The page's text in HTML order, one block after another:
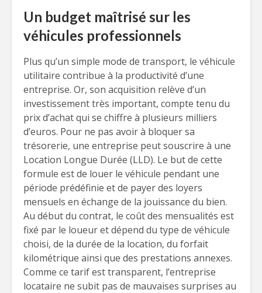
Un budget maîtrisé sur les
véhicules professionnels
Plus qu’un simple mode de transport, le véhicule
utilitaire contribue à la productivité d’une
entreprise. Or, son acquisition relève d’un
investissement très important, compte tenu du
prix d’achat qui se chiffre à plusieurs milliers
d’euros. Pour ne pas avoir à bloquer sa
trésorerie, une entreprise peut souscrire à une
Location Longue Durée (LLD). Le but de cette
formule est de louer le véhicule pendant une
période prédéfinie et de payer des loyers
mensuels en échange de la jouissance du bien.
Au début du contrat, le coût des mensualités est
fixé par le loueur et dépend du type de véhicule
choisi, de la durée de la location, du forfait
kilométrique ainsi que des prestations annexes.
Comme ce tarif est transparent, l’entreprise
locataire ne subit pas de mauvaises surprises au